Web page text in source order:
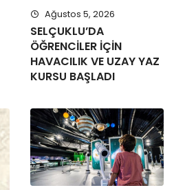
Ağustos 5, 2026
SELÇUKLU’DA
ÖĞRENCİLER İÇİN
HAVACILIK VE UZAY YAZ
KURSU BAŞLADI